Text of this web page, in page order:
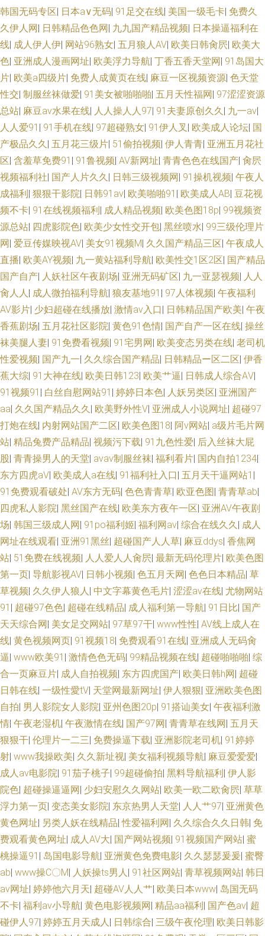
韩国无码专区| 日本a∨无码| 91足交在线| 美国一级毛卡| 免费久
久伊人网| 日韩精品色色网| 九九国产精品视频| 日本操逼福利在
线| 成人伊人伊| 网站96熟女| 五月狼人AV| 欧美日韩肏屄| 欧美大
色| 亚洲成人漫画网址| 欧美浮力导航| 丁香五香天堂网| 91岛国大
片| 欧美a四级片| 免费人成黄页在线| 麻豆一区视频资源| 色天堂
性交| 制服丝袜做爱| 91美女被啪啪啪| 五月天性福网| 97涩涩资源
总站| 麻豆av水果在线| 人人操人人97| 91夫妻原创久久| 九一av|
人人爱91 | 91手机在线| 97超碰熟女| 91伊人叉 | 欧美成人论坛| 国
产极品久久| 五月花三级片| 51偷拍视频| 伊人青青| 亚洲五月花社
区| 含羞草免费91 | 91鲁视频| AV新网址| 青青色色在线国产| 肏屄
视频福利社| 国产人片久久| 日韩三级视频网| 91操机视频| 午夜人
成福利| 狠狠干影院| 日韩91av| 欧美啪啪91 | 欧美成人AB| 豆花视
频不卡| 91在线视频福利| 成人精品视频| 欧美色图18p| 99视频资
源总站| 四虎影院色| 欧美少女性交开包| 黑丝喷水| 99三级伦理片
网| 爱豆传媒映视AV| 美女91视频M| 久久国产精品三区| 午夜成人
直播| 欧美AY视频| 九一黄站福利导航| 欧美性交1区2区| 国产精品
国产自产| 人妖社区午夜剧场| 亚洲无码矿区| 九一亚瑟视频| 人人
肏人人| 成人微拍福利导航| 狼友基地91 | 97人体视频| 午夜福利
AV影片| 少妇超碰在线播放| 激情av入口| 日韩精品国产欧美| 午夜
香蕉剧场| 五月花社区影院| 黄色91色情| 国产自产一区在线| 操丝
袜美腿人妻| 91免费看视频| 91宅男网| 欧美变态另类在线| 老司机
性爱视频| 国产九一| 久久综合国产精品| 日韩精品ー区二区| 伊香
蕉大综| 91大神在线| 欧美日韩123| 欧美艹逼| 日韩成人综合AⅤ|
91视频91 | 白丝自慰网站91 | 婷婷日本色| 人妖另类区| 亚洲国产
aa| 久久国产精品久久| 欧美野外性V| 亚洲成人小说网址| 超碰97
打炮在线| 内射网站国产二区| 欧美色图18| 阿v网站| a级片毛片网
站| 精品兔费产品精品| 视频污下载| 91九色性爱| 后入丝袜大屁
股| 青青操男人的天堂| avav制服丝袜| 福利看片| 国内自拍1234|
东方四虎aV| 欧美成人a在线| 91福利社入口| 五月天干逼网站1 |
91免费观看破处| AV东方无码| 色色青青草| 欧亚色图| 青青草ab|
四虎私人影院| 黑丝国产在线| 欧美东方夜午一区| 亚洲AV午夜剧
场| 韩国三级成人网| 91po福利姬| 福利网av| 综合在线久久| 成人
网址在线观看| 亚洲91黑丝| 超碰国产人人草| 麻豆ddys| 香焦网
站| 51免费在线视频| 人人爱人人肏屄| 最新无码伦理片| 欧美色图
第一页| 导航影视AV| 日韩小视频| 色五月天网| 色色日本精品| 草
草视频| 久久伊人狼人| 中文字幕黄色毛片| 涩涩av在线| 尤物网站
91 | 超碰97色色| 超碰在线精品| 成人福利第一导航| 91日比| 国产
天天综合网| 美女足交网站| 97草97干| www性性| AV线上成人在
线| 黄色视频网页| 91视频18| 免费观看91在线| 亚洲成人无码肏
逼| www欧美91 | 激情色色无码| 99精品视频在线| 超碰啪啪啪| 综
合一页麻豆片| 成人自拍视频| 东方四虎国产| 欧美日韩h网| 超碰
日韩在线| 一级性愛tV| 天堂网最新网址| 伊人狠狠| 亚洲欧美色图
自拍| 男人影院女人影院| 亚州色图20p| 91搭讪美女| 午夜福利激
情| 午夜老湿机| 午夜激情在线| 国产97网| 青青草在线网| 五月天
狠狠干| 伦理片一二三| 免费操逼下载| 亚洲影院老司机| 91婷婷
射| www我操欧美| 久久新址视| 美女福利视频导航| 麻豆爱爱爱|
成人av电影院| 91茄子桃子| 99超碰偷拍| 黑料导航福利| 伊人影
院色| 超碰操逼逼网| 少妇安慰久久网站| 欧美一欧二欧肏屄| 草草
浮力第一页| 变态美女影院| 东京热男人天堂| 人人艹97| 亚洲黄色
黄色网址| 另类人妖在线精品|性爱福利网| 久久综合久久日韩| 免
费观看黄色网址| 成人AV大| 国产网站视频| 91视频国产网站| 蜜
桃操逼91 | 岛国电影导航| 亚洲黄色免费电影| 久久瑟瑟爰爰| 蜜臀
ab| www操C〇M| 人妖操ts男人| 91社区网站| 青草视频网站| 韩日
av网址| 婷婷他六月天| 超碰AV人人艹| 欧美日本www| 岛国无码
不卡| 福利av小导航| 黄色电影视频网| 精品aa福利| 国产色av| 超
碰伊人97| 婷婷五月天成人| 日韩综合| 三级午夜伦理| 欧美日韩影